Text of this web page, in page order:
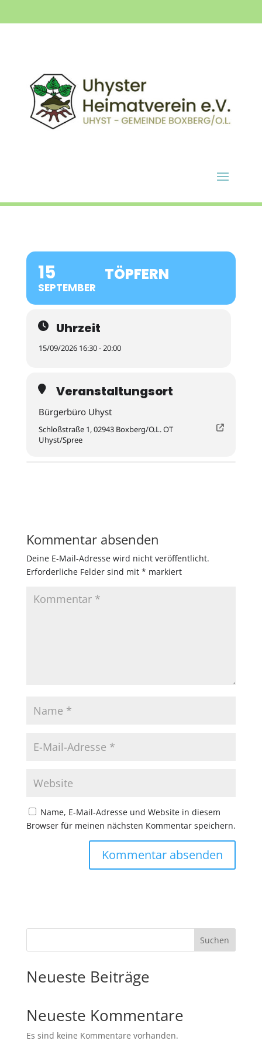
15
SEPTEMBER
TÖPFERN
Uhrzeit
15/09/2026 16:30 - 20:00
Veranstaltungsort
Bürgerbüro Uhyst
Schloßstraße 1, 02943 Boxberg/O.L. OT
Uhyst/Spree
Kommentar absenden
Deine E-Mail-Adresse wird nicht veröffentlicht.
Erforderliche Felder sind mit * markiert
Name, E-Mail-Adresse und Website in diesem
Browser für meinen nächsten Kommentar speichern.
Suchen
Neueste Beiträge
Neueste Kommentare
Es sind keine Kommentare vorhanden.